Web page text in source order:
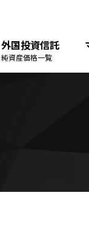
外国投資信託
純資産価格一覧